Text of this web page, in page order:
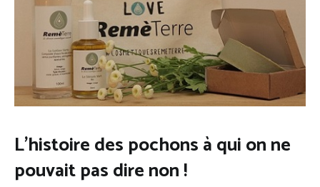
L’histoire des pochons à qui on ne
pouvait pas dire non !